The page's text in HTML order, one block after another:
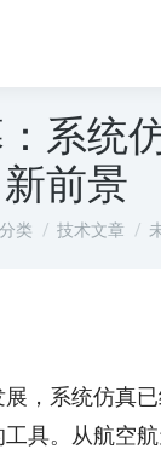
系统
新前景
类 技术文章
，系统仿真
具。从航空